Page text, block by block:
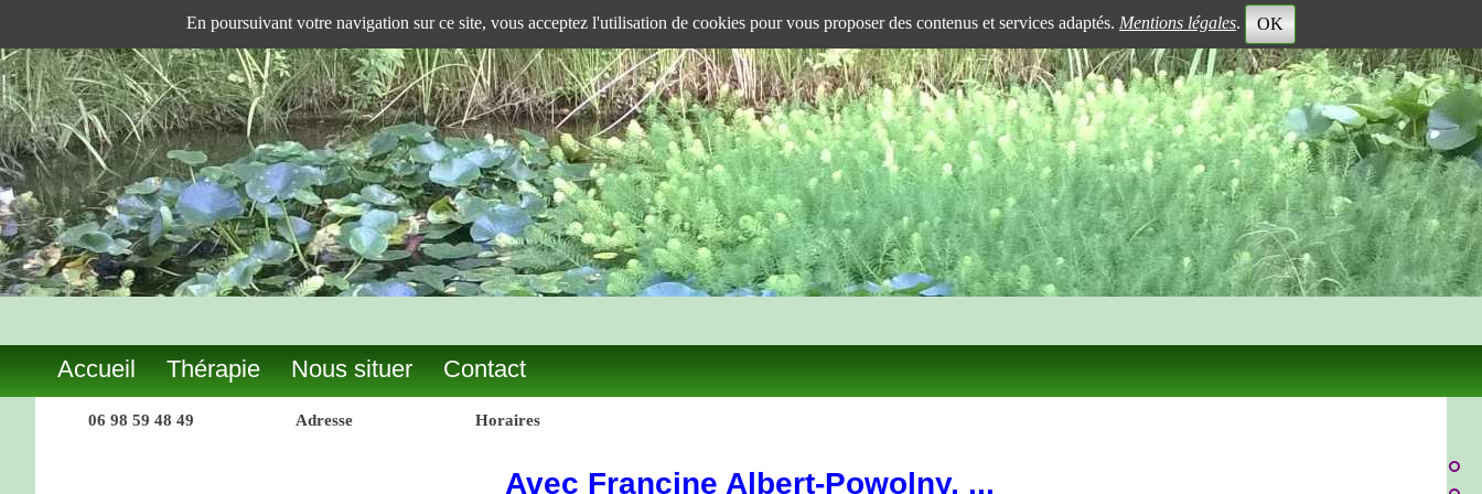
En poursuivant votre navigation sur ce site, vous acceptez l'utilisation de cookies pour vous proposer des contenus et services adaptés. Mentions légales. OK
Accueil Thérapie Nous situer Contact
06 98 59 48 49 Adresse Horaires
Avec Francine Albert-Powolny, ...